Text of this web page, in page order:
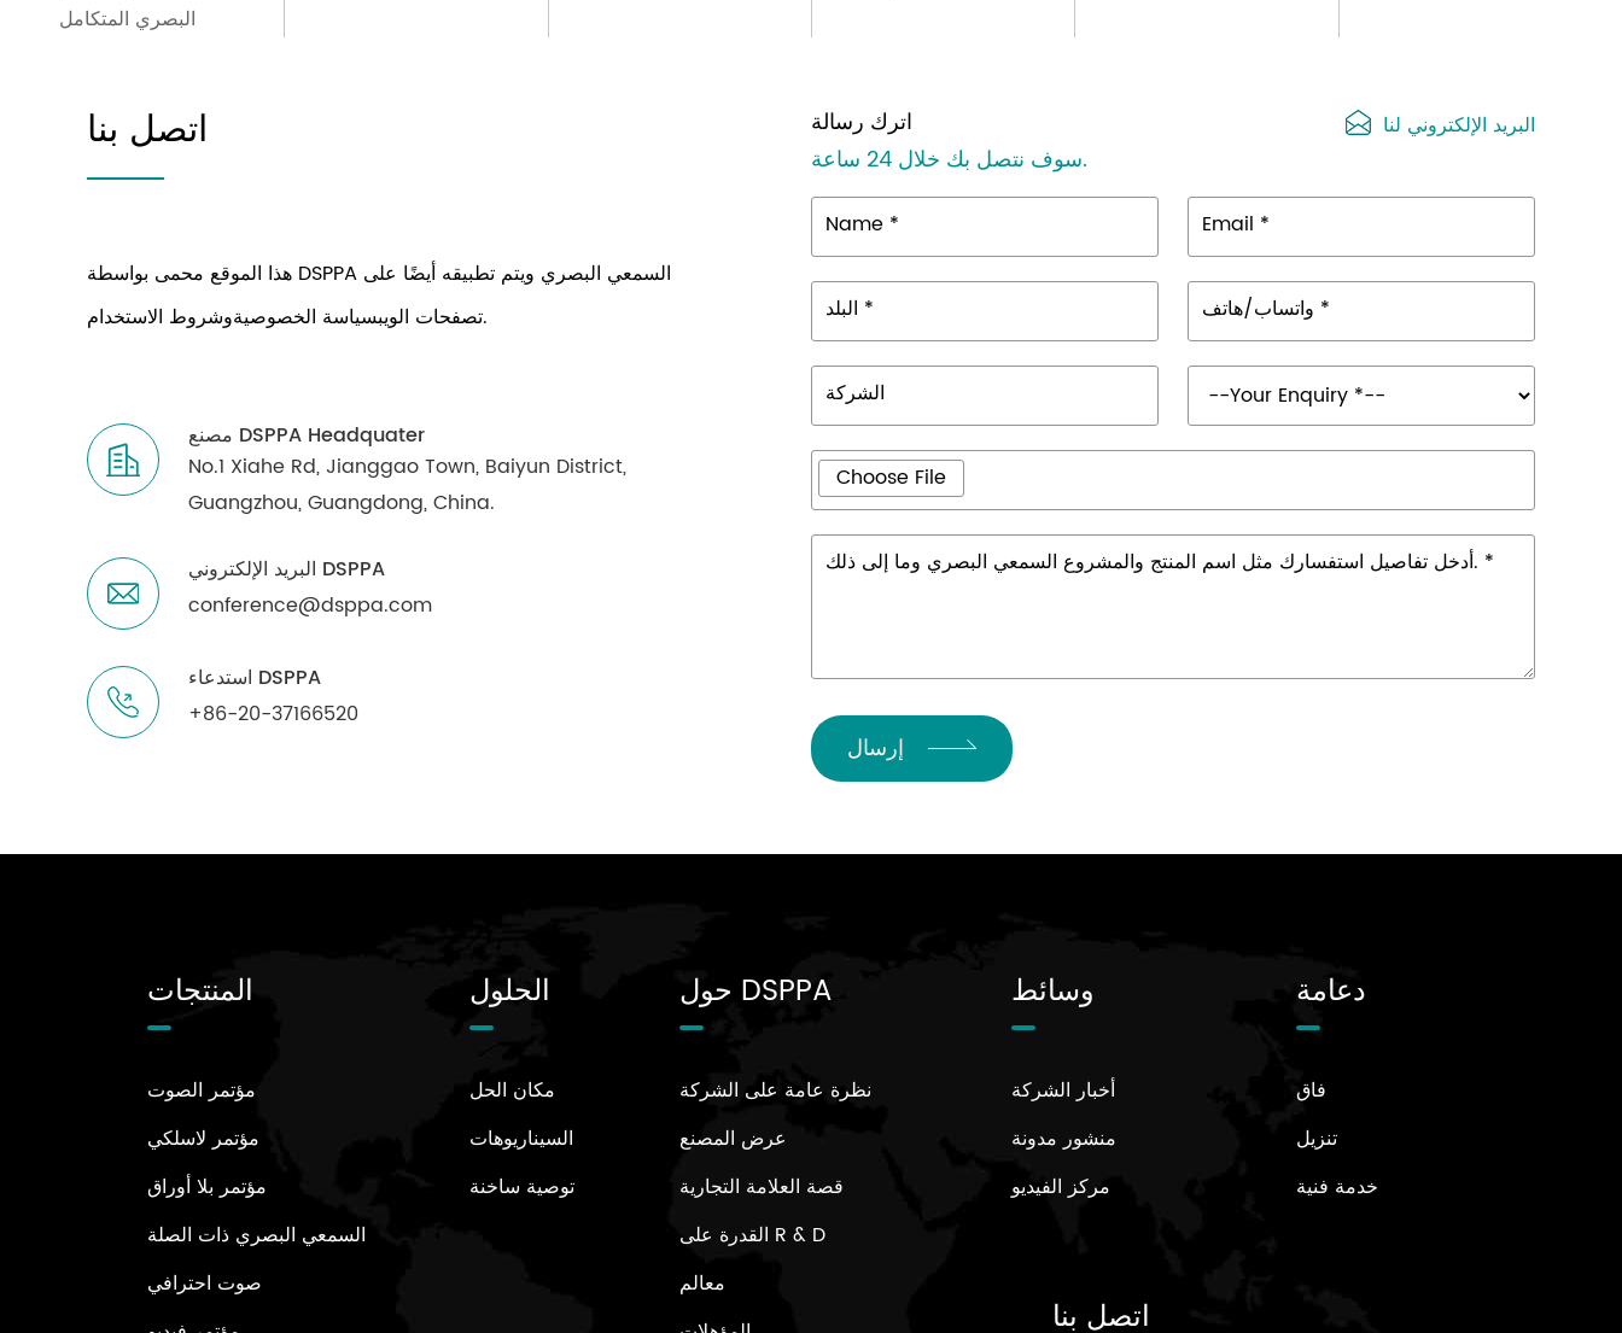
البصري المتكامل
اتصل بنا
هذا الموقع محمى بواسطة DSPPA السمعي البصري ويتم تطبيقه أيضًا على
تصفحات الويبسياسة الخصوصيةوشروط الاستخدام .
مصنع DSPPA Headquater
No.1 Xiahe Rd, Jianggao Town, Baiyun District,
Guangzhou, Guangdong, China.
البريد الإلكتروني DSPPA
conference@dsppa.com
استدعاء DSPPA
+86-20-37166520
اترك رسالة
سوف نتصل بك خلال 24 ساعة.
البريد الإلكتروني لنا
Name * Email *
البلد * واتساب/هاتف *
الشركة
Choose File
أدخل تفاصيل استفسارك مثل اسم المنتج والمشروع السمعي البصري وما إلى ذلك. *
إرسال
المنتجات
مؤتمر الصوت
مؤتمر لاسلكي
مؤتمر بلا أوراق
السمعي البصري ذات الصلة
صوت احترافي
الحلول
مكان الحل
السيناريوهات
توصية ساخنة
حول DSPPA
نظرة عامة على الشركة
عرض المصنع
قصة العلامة التجارية
القدرة على R & D
معالم
وسائط
أخبار الشركة
منشور مدونة
مركز الفيديو
دعامة
فاق
تنزيل
خدمة فنية
اتصل بنا